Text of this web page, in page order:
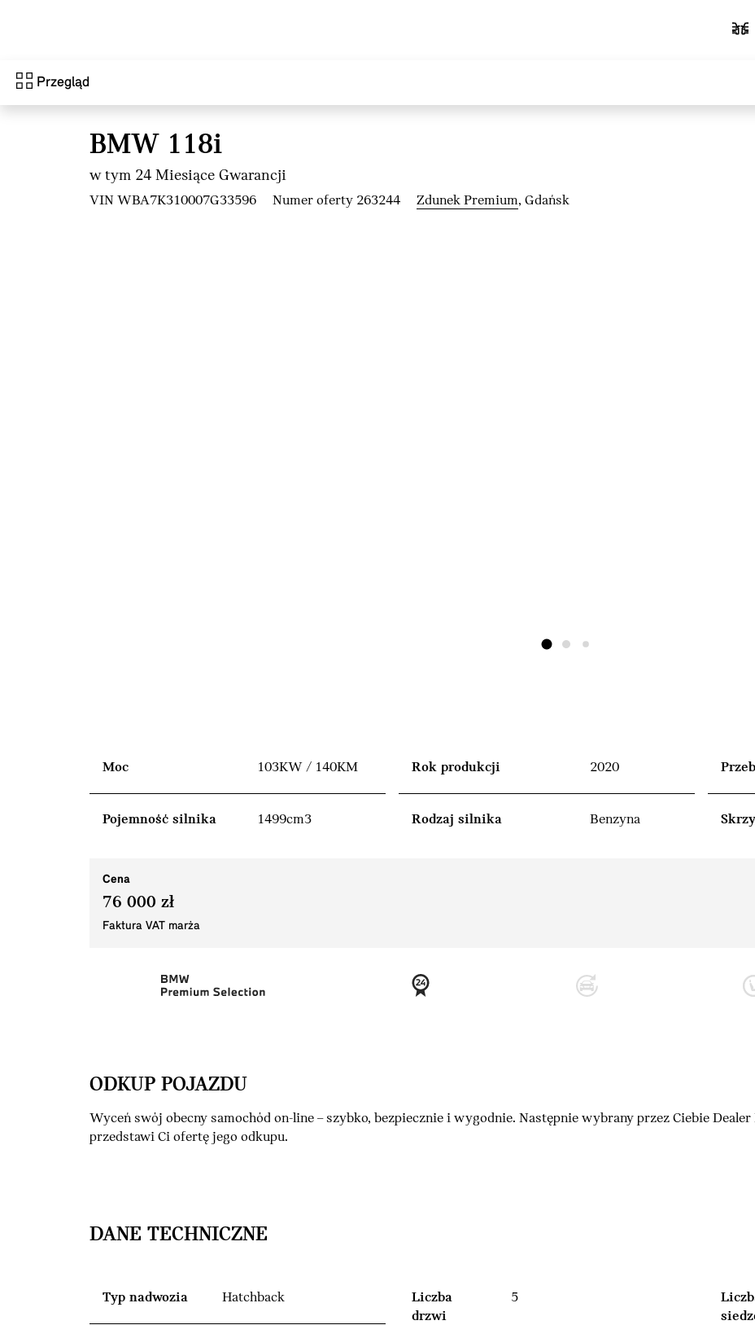
Przegląd
BMW 118i
w tym 24 Miesiące Gwarancji
VIN WBA7K310007G33596 Numer oferty 263244 Zdunek Premium, Gdańsk
Moc 103KW / 140KM
Pojemność silnika 1499cm3
Rok produkcji 2020
Rodzaj silnika Benzyna
Cena
76 000 zł
Faktura VAT marża
ODKUP POJAZDU
Wyceń swój obecny samochód on-line – szybko, bezpiecznie i wygodnie. Następnie wybrany przez Ciebie
przedstawi Ci ofertę jego odkupu.
DANE TECHNICZNE
Typ nadwozia Hatchback
Liczba
drzwi
5